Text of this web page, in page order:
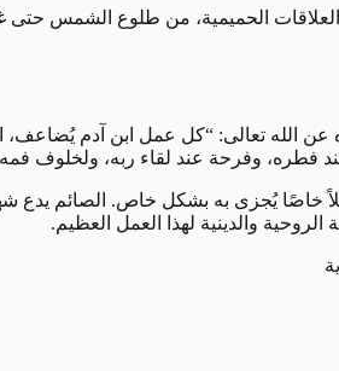
الحميمية، من طلوع الشمس حتى
الله تعالى: “كل عمل ابن آدم يُضاعف،
فطره، وفرحة عند لقاء ربه، ولخلوف
يُجزى به بشكل خاص. الصائم يدع
الروحية والدينية لهذا العمل العظيم.